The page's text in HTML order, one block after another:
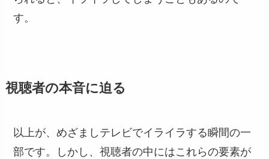
す。
視聴者の本音に迫る
以上が、めざましテレビでイライラする瞬間の一
部です。しかし、視聴者の中にはこれらの要素が